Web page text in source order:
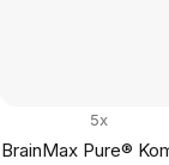
BrainMax Pure®
5x